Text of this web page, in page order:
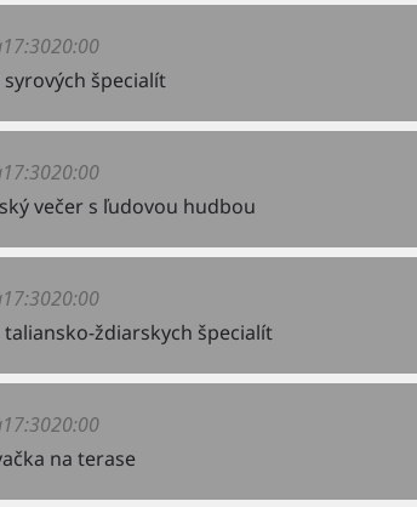
17:3020:00
syrových špecialít
17:3020:00
večer s ľudovou hudbou
17:3020:00
taliansko-ždiarskych špecialít
17:3020:00
na terase